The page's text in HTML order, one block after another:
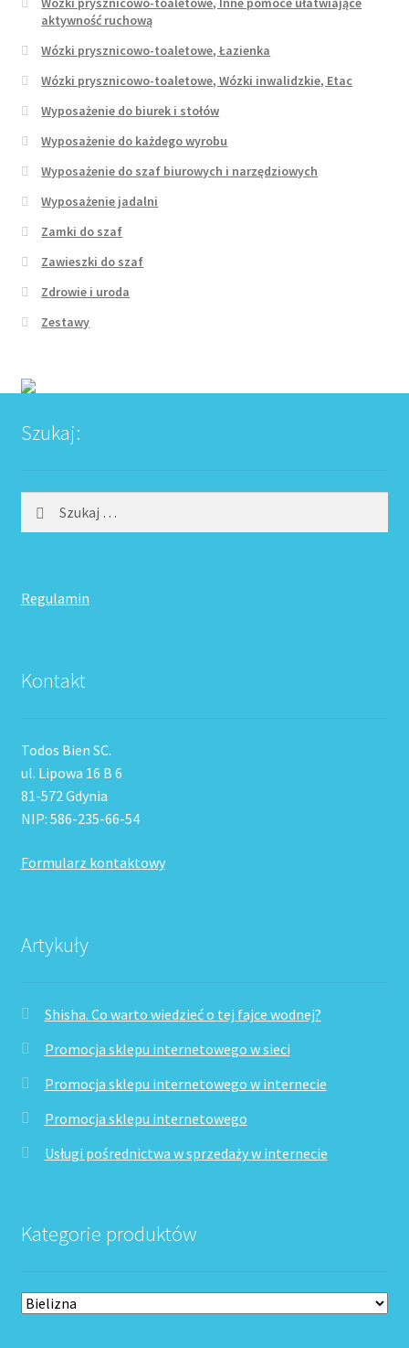
aktywność ruchową
Wózki prysznicowo-toaletowe, Łazienka
Wózki prysznicowo-toaletowe, Wózki inwalidzkie, Etac
Wyposażenie do biurek i stołów
Wyposażenie do każdego wyrobu
Wyposażenie do szaf biurowych i narzędziowych
Wyposażenie jadalni
Zamki do szaf
Zawieszki do szaf
Zdrowie i uroda
Zestawy
Szukaj:
Regulamin
Kontakt
Todos Bien SC.
ul. Lipowa 16 B 6
81-572 Gdynia
NIP: 586-235-66-54
Formularz kontaktowy
Artykuły
Shisha. Co warto wiedzieć o tej fajce wodnej?
Promocja sklepu internetowego w sieci
Promocja sklepu internetowego w internecie
Promocja sklepu internetowego
Usługi pośrednictwa w sprzedaży w internecie
Kategorie produktów